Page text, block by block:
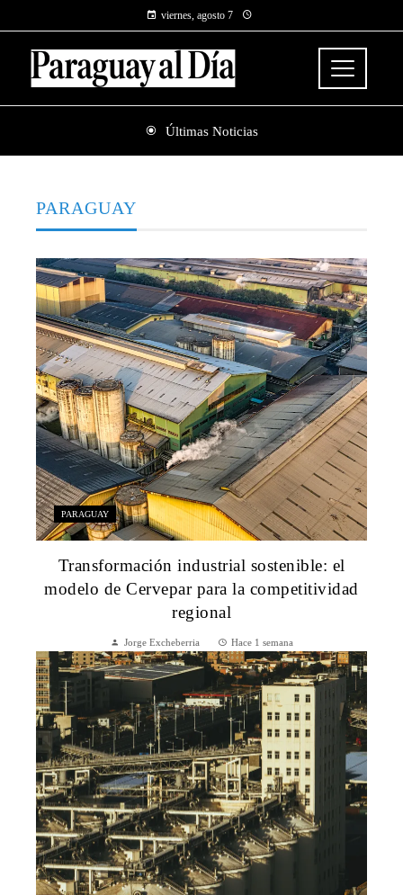
viernes, agosto 7
Últimas Noticias
PARAGUAY
PARAGUAY
Transformación industrial sostenible: el
modelo de Cervepar para la competitividad
regional
Jorge Excheberria Hace 1 semana